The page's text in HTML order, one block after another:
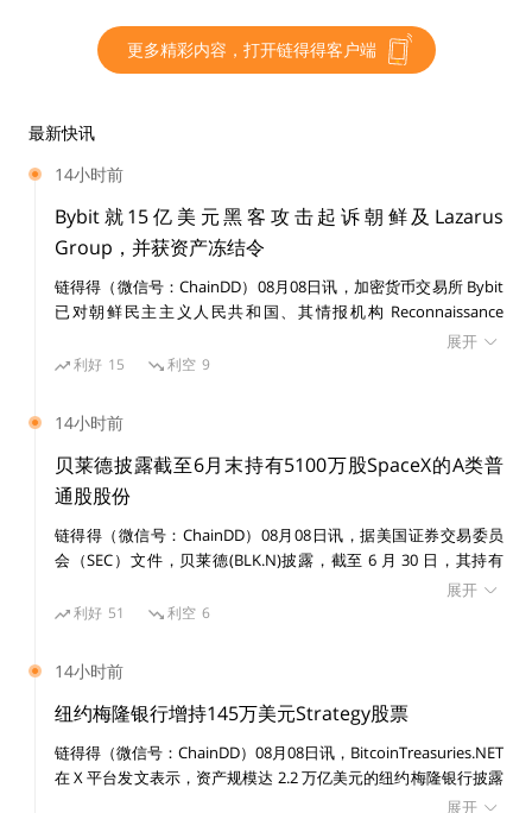
2、解锁时间与币安公告上币时间“撞车”纯属巧合，因为 29
3、主要团队成员自身的 Token 均锁仓在公示地址之中。为
展示核心团队对 Conflux 未来发现的信心，包含创始人、首
席科学家、部分种子投资人在内的核心团队早在 2 月初就将
未分配部分的 CFX 全额锁仓，并在当时公布了锁仓地址清单
透明可查。也就是说，核心团队把自身利益与项目的长期发
随后，由于团队官方认为此事件对 Conflux 社区引发了比较
大的争议，于是发起了一个“早期投资人的解锁条件调整的”
DAO 投票。目前，该投票已经结束，以96.06% 23 万 7 千
余票 高票选择了“不同意，并建议投资人延长锁仓期限”的选
更多精彩内容，打开链得得客户端
最新快讯
14小时前
Bybit就15亿美元黑客攻击起诉朝鲜及Lazarus
Group，并获资产冻结令
链得得（微信号：ChainDD）08月08日讯，加密货币交易所 Bybit
已对朝鲜民主主义人民共和国、其情报机构 Reconnaissance
General Bureau（RGB）及受国家制裁的黑客组织 Lazarus Group
提起民事诉讼，涉及一宗价值 15 亿美元的黑客攻击事件。 美国联
识别资产。
展开
利好 15 利空 9
14小时前
贝莱德披露截至6月末持有5100万股SpaceX的A类普
通股股份
链得得（微信号：ChainDD）08月08日讯，据美国证券交易委员
会（SEC）文件，贝莱德(BLK.N)披露，截至 6 月 30 日，其持有
展开
利好 51 利空 6
14小时前
纽约梅隆银行增持145万美元Strategy股票
链得得（微信号：ChainDD）08月08日讯，BitcoinTreasuries.NET
在 X 平台发文表示，资产规模达 2.2 万亿美元的纽约梅隆银行披露
增持 14,630 股 Strategy 股票，价值 145 万美元。目前其持有
展开